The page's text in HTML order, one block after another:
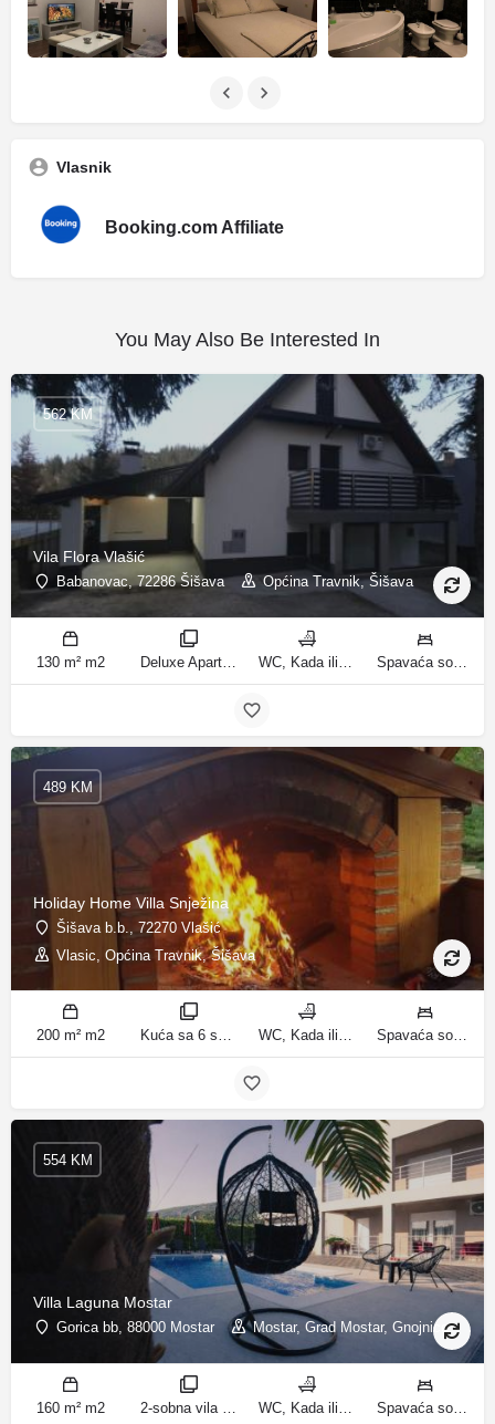
Vlasnik
Booking.com Affiliate
You May Also Be Interested In
Vila Flora Vlašić
Babanovac, 72286 Šišava Općina Travnik, Šišava
562 KM
130 m² m2 Deluxe Apartment sobe WC, Kada ili tuš kupatila Spavaća soba 1: 1 francuski bračni krevet | Spavaća soba 2: 1 francuski bračni krevet | Spavaća soba 3: 1 krevet za jednu osobu | Spavaća soba 4: 1 krevet za jednu osobu | Spavaća soba 5: 1 krevet na kat | Spavaća soba 6: 2 kreveta za jednu osobu | Dnevni boravak: 1 kauč na razvlačenje ležaja
Holiday Home Villa Snježina
Šišava b.b., 72270 Vlašić
Vlasic, Općina Travnik, Šišava
489 KM
200 m² m2 Kuća sa 6 spavaćih soba sobe WC, Kada ili tuš kupatila Spavaća soba 1: 1 krevet za jednu osobu | Spavaća soba 2: 1 krevet za jednu osobu | Spavaća soba 3: 1 francuski bračni krevet | Spavaća soba 4: 2 kreveta za jednu osobu | Dnevni boravak: 1 kauč na razvlačenje ležaja
Villa Laguna Mostar
Gorica bb, 88000 Mostar Mostar, Grad Mostar, Gnojnice
554 KM
160 m² m2 2-sobna vila sobe WC, Kada ili tuš kupatila Spavaća soba 1: 1 bračni krevet | Spavaća soba 2: 3 kreveta za jednu osobu | Dnevni boravak: 1 kauč na razvlačenje ležaja